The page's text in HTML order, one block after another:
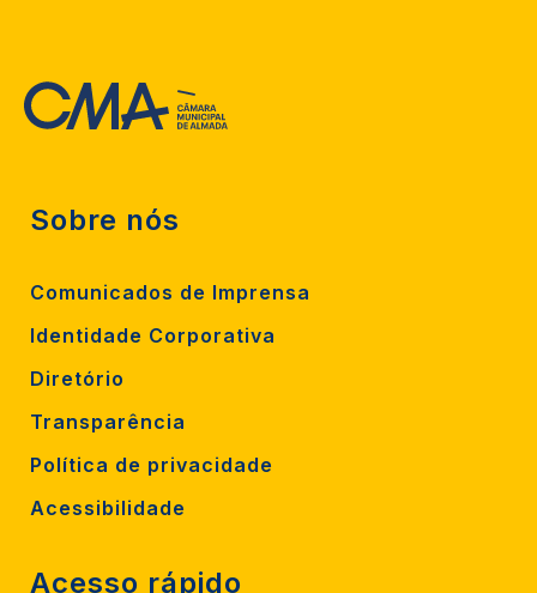
Sobre nós
Comunicados de Imprensa
Identidade Corporativa
Diretório
Transparência
Política de privacidade
Acessibilidade
Acesso rápido